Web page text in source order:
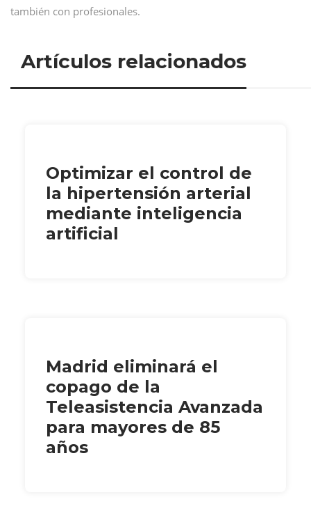
también con profesionales.
Artículos relacionados
Optimizar el control de
la hipertensión arterial
mediante inteligencia
artificial
Madrid eliminará el
copago de la
Teleasistencia Avanzada
para mayores de 85
años